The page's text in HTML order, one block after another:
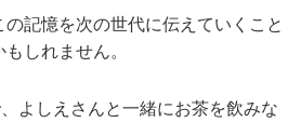
記憶を次の世代に伝えていくこと
しれません。
よしえさんと一緒にお茶を飲みな